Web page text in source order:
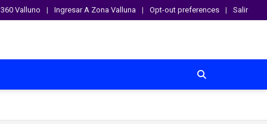
360 Valluno Ingresar A Zona Valluna Opt-out preferences Salir